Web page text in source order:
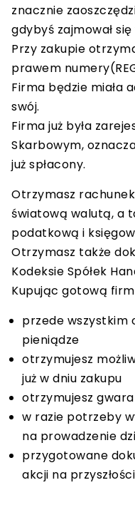
znacznie
gdybyś zajmował
Przy zakupie
prawem
Firma będzie miała
swój.
Firma już była
Skarbowym,
już spłacony.
Otrzymasz
światową walutą, a
podatkową i
Otrzymasz także
Kodeksie Spółek
Kupując gotową
przede wszystkim
pieniądze
otrzymujesz
już w dniu zakupu
otrzymujesz
w razie potrzeby
na prowadzenie
przygotowane
akcji na